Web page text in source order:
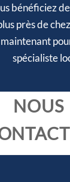
bénéficiez
près de
maintenant
spécialiste
NOUS